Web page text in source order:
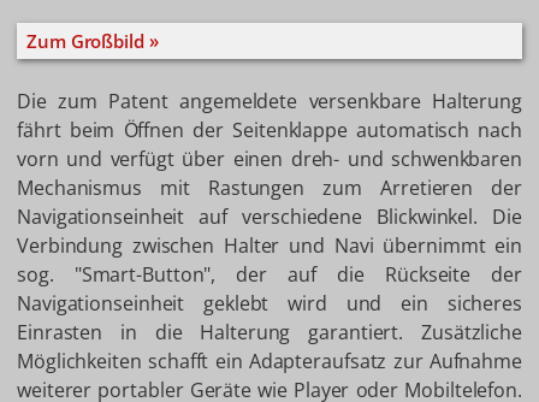
Zum Großbild »
Die zum Patent angemeldete versenkbare Halterung
fährt beim Öffnen der Seitenklappe automatisch nach
vorn und verfügt über einen dreh- und schwenkbaren
Mechanismus mit Rastungen zum Arretieren der
Navigationseinheit auf verschiedene Blickwinkel. Die
Verbindung zwischen Halter und Navi übernimmt ein
sog. "Smart-Button", der auf die Rückseite der
Navigationseinheit geklebt wird und ein sicheres
Einrasten in die Halterung garantiert. Zusätzliche
Möglichkeiten schafft ein Adapteraufsatz zur Aufnahme
weiterer portabler Geräte wie Player oder Mobiltelefon.